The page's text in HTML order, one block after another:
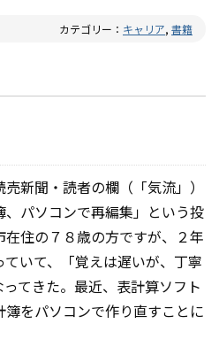
カテゴリー： キャリア, 書籍
新聞・読者の欄（「気流」）
パソコンで再編集」という投
住の７８歳の方ですが、２年
いて、「覚えは遅いが、丁寧
てきた。最近、表計算ソフト
をパソコンで作り直すことに